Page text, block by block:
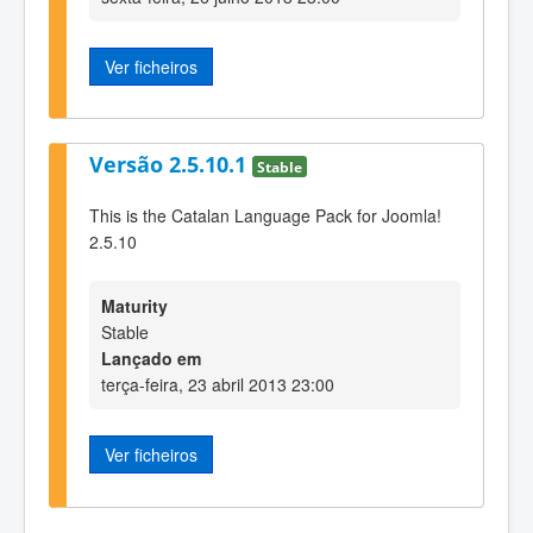
Ver ficheiros
Versão 2.5.10.1 Stable
This is the Catalan Language Pack for Joomla!
2.5.10
Maturity
Stable
Lançado em
terça-feira, 23 abril 2013 23:00
Ver ficheiros